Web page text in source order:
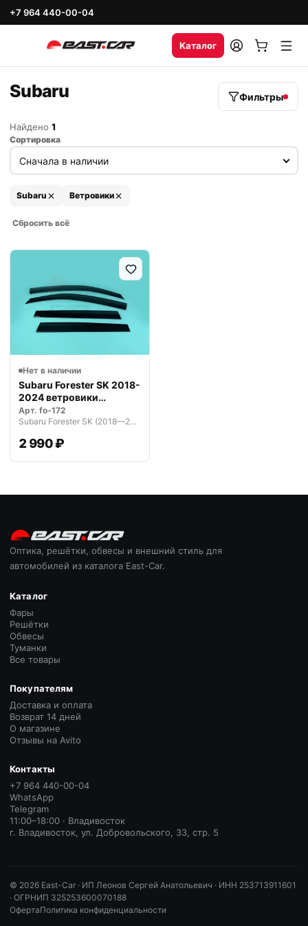
+7 964 440-00-04
Каталог
Subaru Фильтры
Найдено 1
Сортировка
Subaru Ветровики
Сбросить всё
Нет в наличии
Subaru Forester SK 2018-
2024 ветровики
дефлекторы…
Арт. fo-172
Subaru Forester SK (2018—2021)
2 990 ₽
Оптика, решётки, обвесы и внешний стиль для
автомобилей из каталога East-Car.
Каталог
Фары
Решётки
Обвесы
Туманки
Все товары
Покупателям
Доставка и оплата
Возврат 14 дней
О магазине
Отзывы на Avito
Контакты
+7 964 440-00-04
WhatsApp
Telegram
11:00–18:00 · Владивосток
г. Владивосток, ул. Добровольского, 33, стр. 5
© 2026 East-Car · ИП Леонов Сергей Анатольевич · ИНН 253713911601
· ОГРНИП 325253600070188
ОфертаПолитика конфиденциальности